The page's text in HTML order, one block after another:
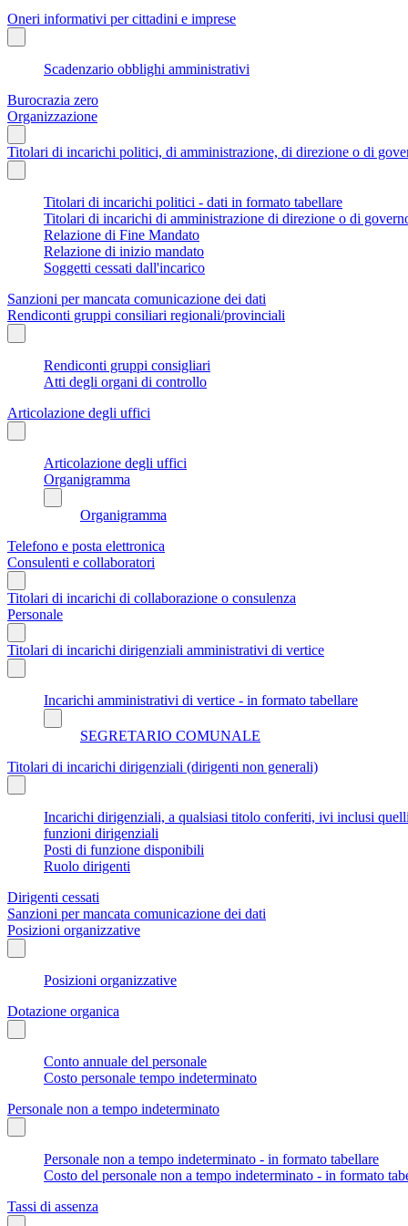
Oneri informativi per cittadini e imprese
Scadenzario obblighi amministrativi
Burocrazia zero
Organizzazione
Titolari di incarichi politici, di amministrazione, di direzione o di
Titolari di incarichi politici - dati in formato tabellare
Titolari di incarichi di amministrazione di direzione o di
Relazione di Fine Mandato
Relazione di inizio mandato
Soggetti cessati dall'incarico
Sanzioni per mancata comunicazione dei dati
Rendiconti gruppi consiliari regionali/provinciali
Rendiconti gruppi consigliari
Atti degli organi di controllo
Articolazione degli uffici
Articolazione degli uffici
Organigramma
Organigramma
Telefono e posta elettronica
Consulenti e collaboratori
Titolari di incarichi di collaborazione o consulenza
Personale
Titolari di incarichi dirigenziali amministrativi di vertice
Incarichi amministrativi di vertice - in formato tabellare
SEGRETARIO COMUNALE
Titolari di incarichi dirigenziali (dirigenti non generali)
Incarichi dirigenziali, a qualsiasi titolo conferiti, ivi inclusi
funzioni dirigenziali
Posti di funzione disponibili
Ruolo dirigenti
Dirigenti cessati
Sanzioni per mancata comunicazione dei dati
Posizioni organizzative
Posizioni organizzative
Dotazione organica
Conto annuale del personale
Costo personale tempo indeterminato
Personale non a tempo indeterminato
Personale non a tempo indeterminato - in formato tabellare
Costo del personale non a tempo indeterminato - in formato
Tassi di assenza